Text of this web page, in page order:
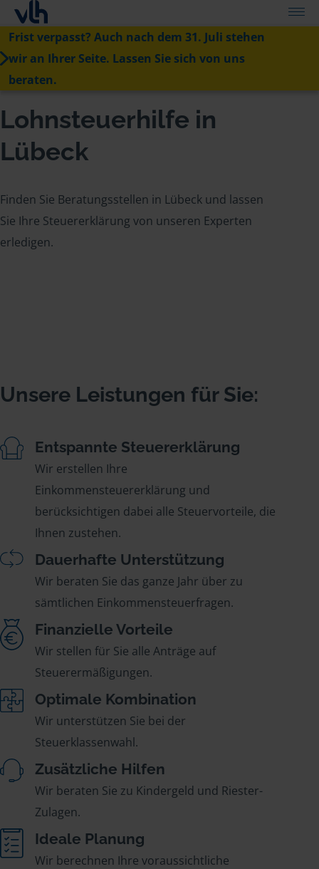
Frist verpasst? Auch nach dem 31. Juli stehen
wir an Ihrer Seite. Lassen Sie sich von uns
beraten.
Lohnsteuerhilfe in
Lübeck
Finden Sie Beratungsstellen in Lübeck und lassen
Sie Ihre Steuererklärung von unseren Experten
erledigen.
Unsere Leistungen für Sie:
Entspannte Steuererklärung
Wir erstellen Ihre
Einkommensteuererklärung und
berücksichtigen dabei alle Steuervorteile, die
Ihnen zustehen.
Dauerhafte Unterstützung
Wir beraten Sie das ganze Jahr über zu
sämtlichen Einkommensteuerfragen.
Finanzielle Vorteile
Wir stellen für Sie alle Anträge auf
Steuerermäßigungen.
Optimale Kombination
Wir unterstützen Sie bei der
Steuerklassenwahl.
Zusätzliche Hilfen
Wir beraten Sie zu Kindergeld und Riester-
Zulagen.
Ideale Planung
Wir berechnen Ihre voraussichtliche